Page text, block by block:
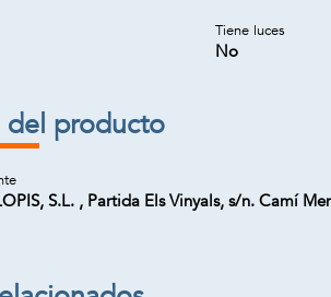
Tiene luces
No
del producto
S.L. , Partida Els Vinyals, s/n. Camí